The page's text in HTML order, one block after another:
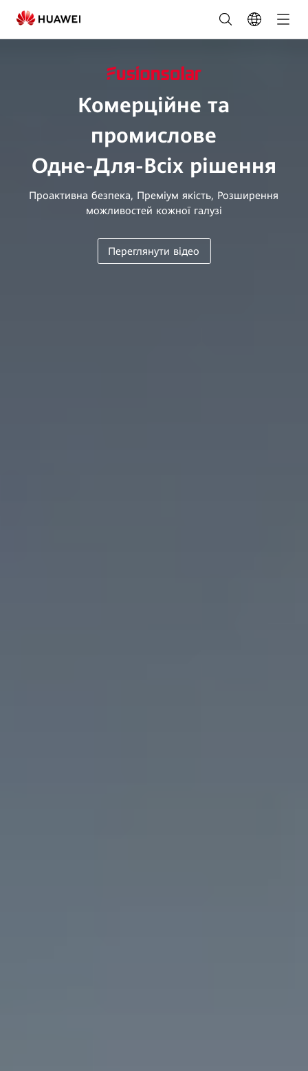
Фотоелектричні
рішення
комерційних
промислових
об’єктів|
Україна
розумна
Комерційне та
промислове
Одне-Для-Всіх рішення
Проактивна безпека, Преміум якість, Розширення
можливостей кожної галузі
Переглянути відео